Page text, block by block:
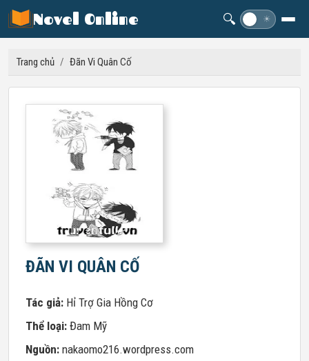
Novel Online 🔍 ☀
Trang chủ / Đãn Vi Quân Cố
ĐÃN VI QUÂN CỐ
Tác giả: Hỉ Trợ Gia Hồng Cơ
Thể loại: Đam Mỹ
Nguồn: nakaomo216.wordpress.com